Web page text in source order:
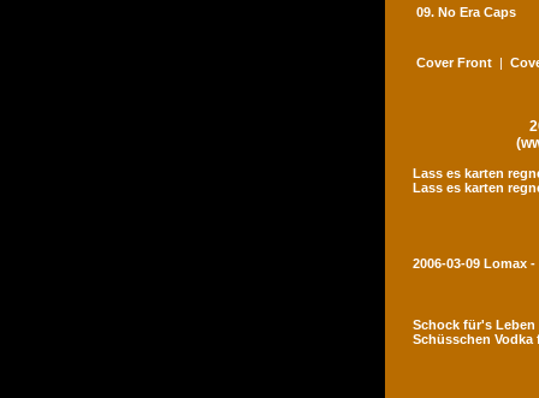
09. No Era Caps
Cover Front |
Lass es karten
Lass es karten
2006-03-09 Lomax
Schock für's
Schüsschen Vodka